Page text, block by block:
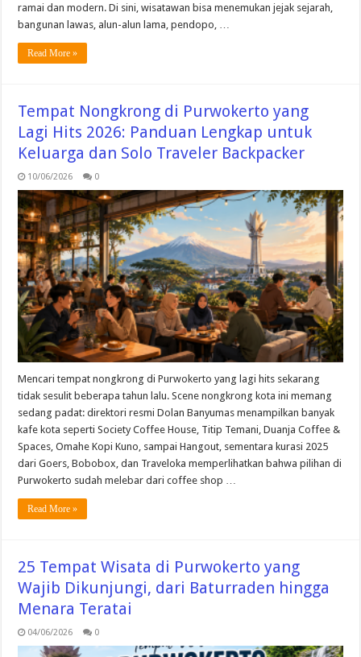
ramai dan modern. Di sini, wisatawan bisa menemukan jejak sejarah,
bangunan lawas, alun-alun lama, pendopo, …
Read More »
Tempat Nongkrong di Purwokerto yang
Lagi Hits 2026: Panduan Lengkap untuk
Keluarga dan Solo Traveler Backpacker
10/06/2026 0
Mencari tempat nongkrong di Purwokerto yang lagi hits sekarang
tidak sesulit beberapa tahun lalu. Scene nongkrong kota ini memang
sedang padat: direktori resmi Dolan Banyumas menampilkan banyak
kafe kota seperti Society Coffee House, Titip Temani, Duanja Coffee &
Spaces, Omahe Kopi Kuno, sampai Hangout, sementara kurasi 2025
dari Goers, Bobobox, dan Traveloka memperlihatkan bahwa pilihan di
Purwokerto sudah melebar dari coffee shop …
Read More »
25 Tempat Wisata di Purwokerto yang
Wajib Dikunjungi, dari Baturraden hingga
Menara Teratai
04/06/2026 0